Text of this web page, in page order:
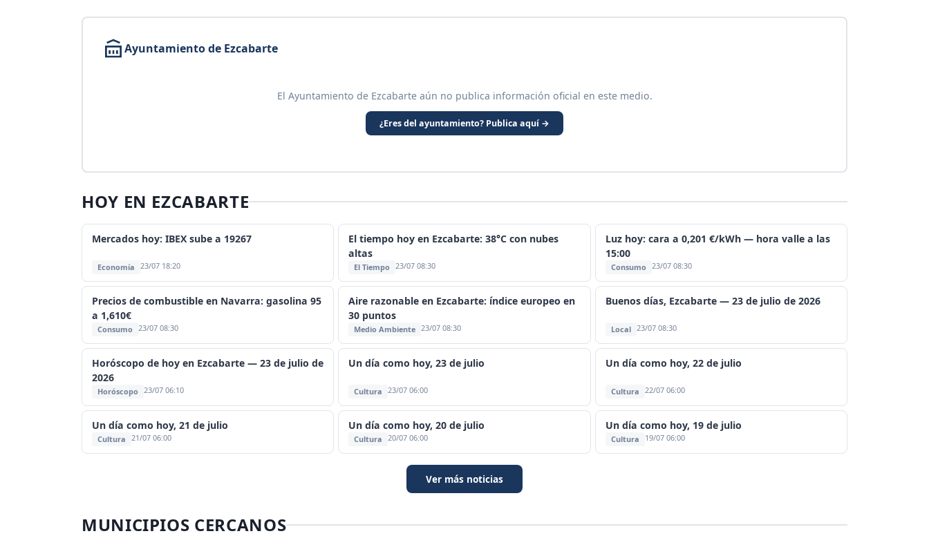
Ayuntamiento de Ezcabarte
El Ayuntamiento de Ezcabarte aún no publica información oficial en este medio.
¿Eres del ayuntamiento? Publica aquí →
HOY EN EZCABARTE
Mercados hoy: IBEX sube a 19267
Economía 23/07 18:20
El tiempo hoy en Ezcabarte: 38°C con nubes
altas
El Tiempo 23/07 08:30
Luz hoy: cara a 0,201 €/kWh — hora valle a las
15:00
Consumo 23/07 08:30
Precios de combustible en Navarra: gasolina 95
a 1,610€
Consumo 23/07 08:30
Aire razonable en Ezcabarte: índice europeo en
30 puntos
Medio Ambiente 23/07 08:30
Buenos días, Ezcabarte — 23 de julio de 2026
Local 23/07 08:30
Horóscopo de hoy en Ezcabarte — 23 de julio de
2026
Horóscopo 23/07 06:10
Un día como hoy, 23 de julio
Cultura 23/07 06:00
Un día como hoy, 22 de julio
Cultura 22/07 06:00
Un día como hoy, 21 de julio
Cultura 21/07 06:00
Un día como hoy, 20 de julio
Cultura 20/07 06:00
Un día como hoy, 19 de julio
Cultura 19/07 06:00
Ver más noticias
MUNICIPIOS CERCANOS